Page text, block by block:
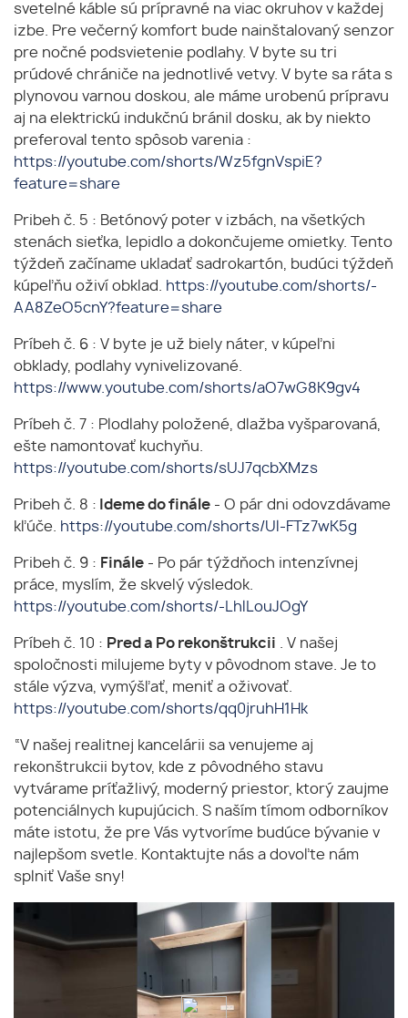
svetelné káble sú prípravné na viac okruhov v každej
izbe. Pre večerný komfort bude nainštalovaný senzor
pre nočné podsvietenie podlahy. V byte su tri
prúdové chrániče na jednotlivé vetvy. V byte sa ráta s
plynovou varnou doskou, ale máme urobenú prípravu
aj na elektrickú indukčnú bránil dosku, ak by niekto
preferoval tento spôsob varenia :
https://youtube.com/shorts/Wz5fgnVspiE?
feature=share
Pribeh č. 5 : Betónový poter v izbách, na všetkých
stenách sieťka, lepidlo a dokončujeme omietky. Tento
týždeň začíname ukladať sadrokartón, budúci týždeň
kúpeľňu oživí obklad.
https://youtube.com/shorts/-
AA8ZeO5cnY?feature=share
Príbeh č. 6 : V byte je už biely náter, v kúpeľni
obklady, podlahy vynivelizované.
https://www.youtube.com/shorts/aO7wG8K9gv4
Príbeh č. 7 : Plodlahy položené, dlažba vyšparovaná,
ešte namontovať kuchyňu.
https://youtube.com/shorts/sUJ7qcbXMzs
Pribeh č. 8 : Ideme do finále - O pár dni odovzdávame
kľúče.
https://youtube.com/shorts/Ul-FTz7wK5g
Pribeh č. 9 : Finále - Po pár týždňoch intenzívnej
práce, myslím, že skvelý výsledok.
https://youtube.com/shorts/-LhlLouJOgY
Príbeh č. 10 : Pred a Po rekonštrukcii . V našej
spoločnosti milujeme byty v pôvodnom stave. Je to
stále výzva, vymýšľať, meniť a oživovať.
https://youtube.com/shorts/qq0jruhH1Hk
“V našej realitnej kancelárii sa venujeme aj
rekonštrukcii bytov, kde z pôvodného stavu
vytvárame príťažlivý, moderný priestor, ktorý zaujme
potenciálnych kupujúcich. S naším tímom odborníkov
máte istotu, že pre Vás vytvoríme budúce bývanie v
najlepšom svetle. Kontaktujte nás a dovoľte nám
splniť Vaše sny!